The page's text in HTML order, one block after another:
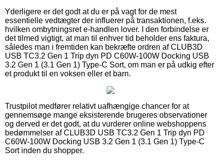
Yderligere er det godt at du er på vagt for de mest
essentielle vedtægter der influerer på transaktionen, f.eks.
hvilken ombytningsret e-handlen lover. I den forbindelse er
det tilmed vigtigt, at man til enhver tid beholder ens faktura,
således man i fremtiden kan bekræfte ordren af CLUB3D
USB TC3.2 Gen 1 Trip dyn PD C60W-100W Docking USB
3.2 Gen 1 (3.1 Gen 1) Type-C Sort, om man er på udkig efter
et produkt til en voksen eller et barn.
Trustpilot medfører relativt uafhængige chancer for at
gennemsøge mange eksisterende brugeres observationer
og derved er det godt, at du vurderer online webshoppens
bedømmelser af CLUB3D USB TC3.2 Gen 1 Trip dyn PD
C60W-100W Docking USB 3.2 Gen 1 (3.1 Gen 1) Type-C
Sort inden du shopper.